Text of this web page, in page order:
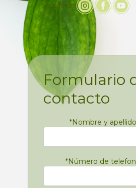
Siguenos
Formulario
contacto
*Nombre y apellido
*Número de